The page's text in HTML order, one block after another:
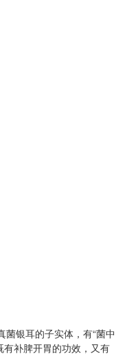
银耳的子实体，有“菌中
有补脾开胃的功效，又有